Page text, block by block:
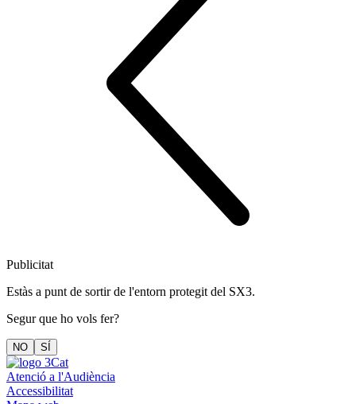
Publicitat
Estàs a punt de sortir de l'entorn protegit del SX3.
Segur que ho vols fer?
NO SÍ
Atenció a l'Audiència
Accessibilitat